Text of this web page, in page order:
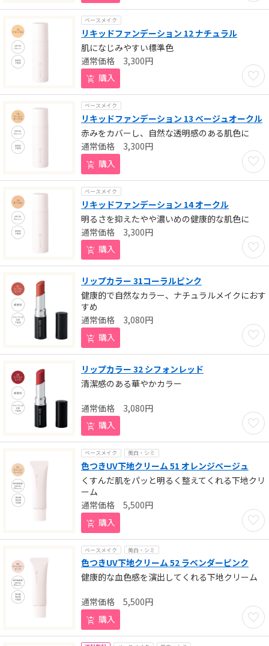
ベースメイク
リキッドファンデーション 12 ナチュラル
肌になじみやすい標準色
お気
3,300円
購入
ベースメイク
リキッドファンデーション 13 ベージュオークル
赤みをカバーし、自然な透明感のある肌色に
お気
3,300円
購入
ベースメイク
リキッドファンデーション 14 オークル
明るさを抑えたやや濃いめの健康的な肌色に
お気
3,300円
購入
リップカラー 31コーラルピンク
健康的で自然なカラー、ナチュラルメイクにおす
すめ
お気
3,080円
購入
リップカラー 32 シフォンレッド
清潔感のある華やかカラー
お気
3,080円
購入
ベースメイク 美白・シミ
色つきUV下地クリーム 51 オレンジベージュ
くすんだ肌をパッと明るく整えてくれる下地クリ
ーム
お気
5,500円
購入
ベースメイク 美白・シミ
色つきUV下地クリーム 52 ラベンダーピンク
健康的な血色感を演出してくれる下地クリーム
お気
5,500円
購入